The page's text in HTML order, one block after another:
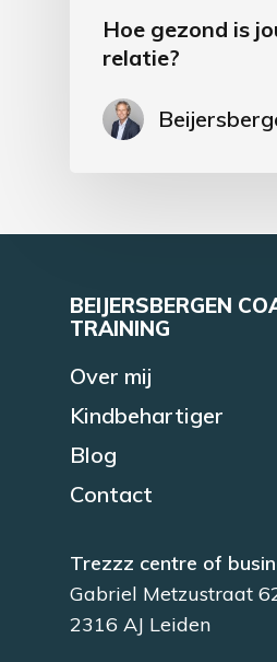
Hoe gezond is
relatie?
BEIJERSBERGEN
TRAINING
Over mij
Kindbehartiger
Blog
Contact
Trezzz centre of
Gabriel Metzustraat
2316 AJ Leiden